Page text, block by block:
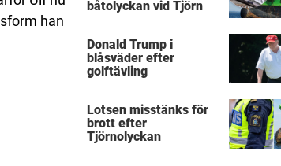
han
båtolyckan vid Tjörn
Donald Trump i
blåsväder efter
golftävling
Lotsen misstänks för
brott efter
Tjörnolyckan